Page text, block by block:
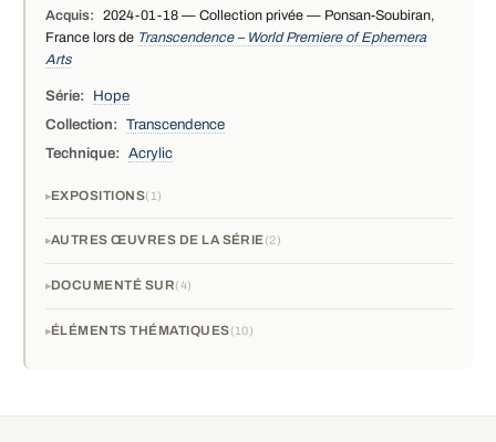
Acquis:
2024-01-18 — Collection privée — Ponsan-Soubiran,
France lors de Transcendence – World Premiere of Ephemera
Arts
Série:
Hope
Collection:
Transcendence
Technique:
Acrylic
EXPOSITIONS 1
AUTRES ŒUVRES DE LA SÉRIE 2
DOCUMENTÉ SUR 4
ÉLÉMENTS THÉMATIQUES 10